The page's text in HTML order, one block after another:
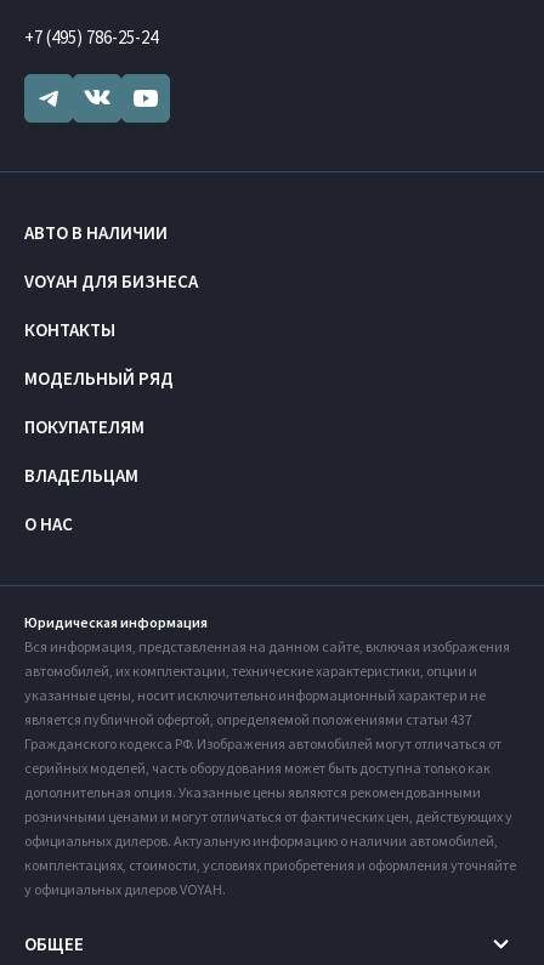
+7 (495) 786-25-24
АВТО В НАЛИЧИИ
VOYAH ДЛЯ БИЗНЕСА
КОНТАКТЫ
МОДЕЛЬНЫЙ РЯД
ПОКУПАТЕЛЯМ
ВЛАДЕЛЬЦАМ
О НАС
Юридическая информация
Вся информация, представленная на данном сайте, включая изображения
автомобилей, их комплектации, технические характеристики, опции и
указанные цены, носит исключительно информационный характер и не
является публичной офертой, определяемой положениями статьи 437
Гражданского кодекса РФ. Изображения автомобилей могут отличаться от
серийных моделей, часть оборудования может быть доступна только как
дополнительная опция. Указанные цены являются рекомендованными
розничными ценами и могут отличаться от фактических цен, действующих у
официальных дилеров. Актуальную информацию о наличии автомобилей,
комплектациях, стоимости, условиях приобретения и оформления уточняйте
у официальных дилеров VOYAH.
ОБЩЕЕ